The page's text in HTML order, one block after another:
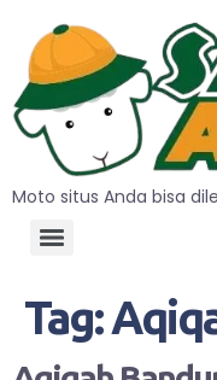
Moto situs Anda bisa
Tag: